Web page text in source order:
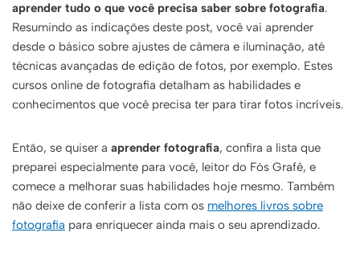
aprender tudo o que você precisa saber sobre fotografia.
Resumindo as indicações deste post, você vai aprender
desde o básico sobre ajustes de câmera e iluminação, até
técnicas avançadas de edição de fotos, por exemplo. Estes
cursos online de fotografia detalham as habilidades e
conhecimentos que você precisa ter para tirar fotos incríveis.
Então, se quiser a aprender fotografia, confira a lista que
preparei especialmente para você, leitor do Fós Grafê, e
comece a melhorar suas habilidades hoje mesmo. Também
não deixe de conferir a lista com os melhores livros sobre
fotografia para enriquecer ainda mais o seu aprendizado.